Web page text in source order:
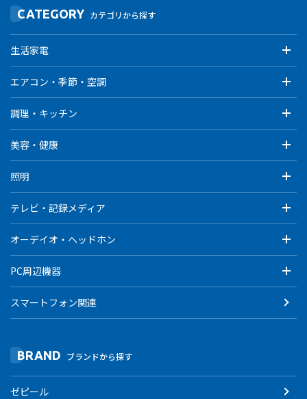
CATEGORY カテゴリから探す
生活家電
エアコン・季節・空調
調理・キッチン
美容・健康
照明
テレビ・記録メディア
オーデイオ・ヘッドホン
PC周辺機器
スマートフォン関連
BRAND ブランドから探す
ゼピール